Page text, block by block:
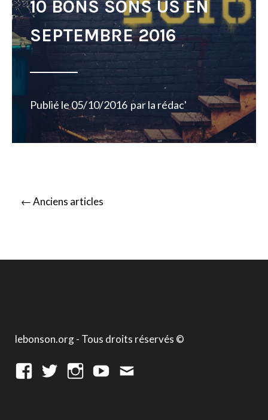
10 BONS SONS US EN
SEPTEMBRE 2016
Publié le05/10/2016 parla rédac'
Posts
←Anciens articles
lebonson.org - Tous droits réservés ©